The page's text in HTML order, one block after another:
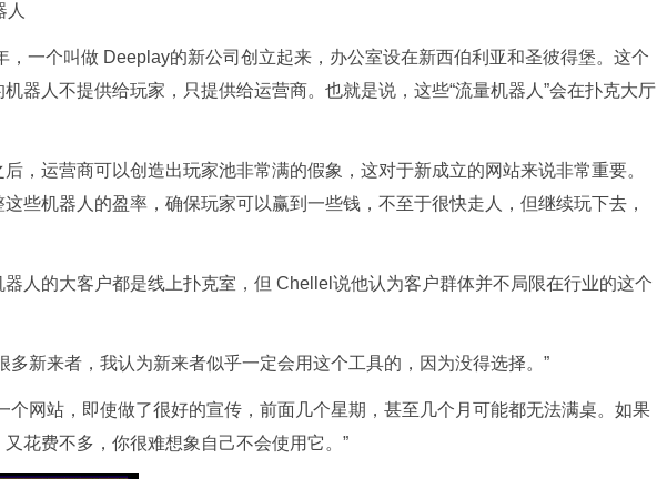
人
，一个叫做 Deeplay的新公司创立起来，办公室设在新西伯利亚和圣彼得堡。这个
器人不提供给玩家，只提供给运营商。也就是说，这些“流量机器人”会在扑克大厅
，运营商可以创造出玩家池非常满的假象，这对于新成立的网站来说非常重要。
些机器人的盈率，确保玩家可以赢到一些钱，不至于很快走人，但继续玩下去，
人的大客户都是线上扑克室，但 Chellel说他认为客户群体并不局限在行业的这个
多新来者，我认为新来者似乎一定会用这个工具的，因为没得选择。”
个网站，即使做了很好的宣传，前面几个星期，甚至几个月可能都无法满桌。如果
花费不多，你很难想象自己不会使用它。”